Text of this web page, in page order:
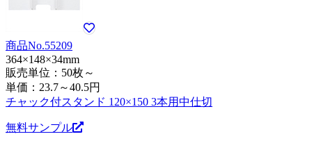
商品No.55209
364×148×34mm
販売単位：50枚～
単価： 23.7～40.5円
チャック付スタンド 120×150 3本用中仕切
無料サンプル